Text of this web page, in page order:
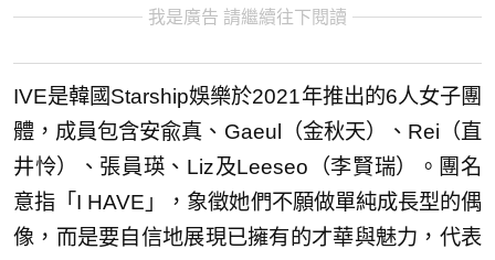
我是廣告 請繼續往下閱讀
IVE是韓國Starship娛樂於2021年推出的6人女子團
體，成員包含安兪真、Gaeul（金秋天）、Rei（直
井怜）、張員瑛、Liz及Leeseo（李賢瑞）。團名
意指「I HAVE」，象徵她們不願做單純成長型的偶
像，而是要自信地展現已擁有的才華與魅力，代表